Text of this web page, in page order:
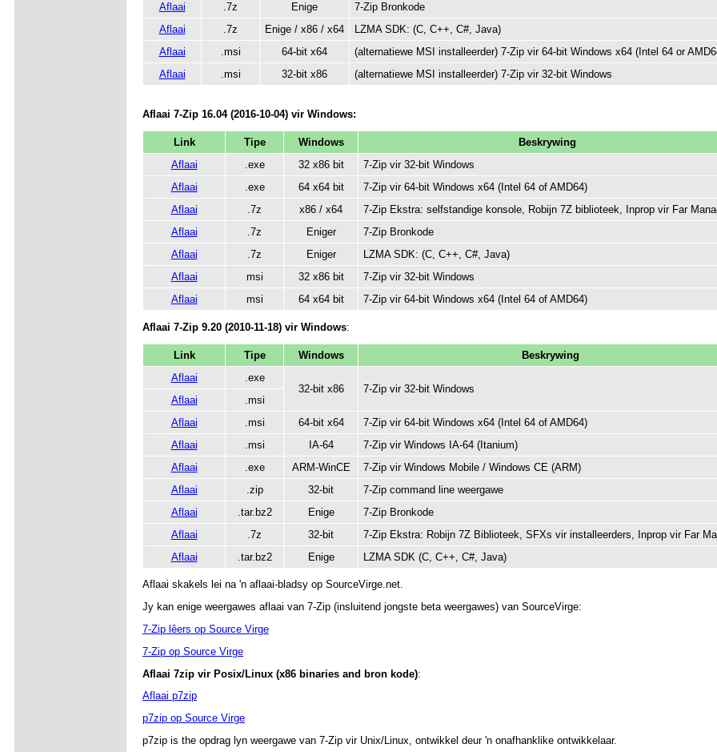
Aflaai
.7z Enige
7-Zip Bronkode
Aflaai
.7z Enige / x86 / x64
LZMA SDK: (C, C++, C#, Java)
Aflaai
.msi 64-bit x64
(alternatiewe MSI installeerder) 7-Zip vir 64-bit Windows x64 (Intel 64 or
Aflaai
.msi 32-bit x86 (alternatiewe MSI installeerder) 7-Zip vir 32-bit Windows
Aflaai 7-Zip 16.04 (2016-10-04) vir Windows:
Link Tipe Windows
Beskrywing
Aflaai
.exe 32 x86 bit
7-Zip vir 32-bit Windows
Aflaai
.exe 64 x64 bit
7-Zip vir 64-bit Windows x64 (Intel 64 of AMD64)
Aflaai
.7z x86 / x64
7-Zip Ekstra: selfstandige konsole, Robijn 7Z biblioteek, Inprop vir Far
Aflaai
.7z Eniger
7-Zip Bronkode
Aflaai
.7z Eniger
LZMA SDK: (C, C++, C#, Java)
Aflaai
msi 32 x86 bit
7-Zip vir 32-bit Windows
Aflaai
msi 64 x64 bit 7-Zip vir 64-bit Windows x64 (Intel 64 of AMD64)
Aflaai 7-Zip 9.20 (2010-11-18) vir Windows:
Link Tipe Windows
Beskrywing
Aflaai
.exe
32-bit x86
7-Zip vir 32-bit Windows
Aflaai
.msi
Aflaai
.msi 64-bit x64
7-Zip vir 64-bit Windows x64 (Intel 64 of AMD64)
Aflaai
.msi IA-64
7-Zip vir Windows IA-64 (Itanium)
Aflaai
.exe ARM-WinCE
7-Zip vir Windows Mobile / Windows CE (ARM)
Aflaai
.zip 32-bit
7-Zip command line weergawe
Aflaai
.tar.bz2 Enige
7-Zip Bronkode
Aflaai
.7z 32-bit
7-Zip Ekstra: Robijn 7Z Biblioteek, SFXs vir installeerders, Inprop vir Far
Aflaai
.tar.bz2 Enige LZMA SDK (C, C++, C#, Java)
Aflaai skakels lei na 'n aflaai-bladsy op SourceVirge.net.
Jy kan enige weergawes aflaai van 7-Zip (insluitend jongste beta weergawes) van SourceVirge:
7-Zip lêers op Source Virge
7-Zip op Source Virge
Aflaai 7zip vir Posix/Linux (x86 binaries and bron kode):
Aflaai p7zip
p7zip op Source Virge
p7zip is the opdrag lyn weergawe van 7-Zip vir Unix/Linux, ontwikkel deur 'n onafhanklike ontwikkelaar.